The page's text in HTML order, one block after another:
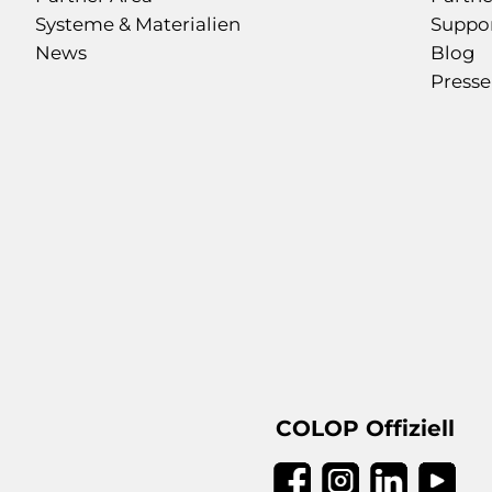
Systeme & Materialien
News
Blog
Presse
COLOP Offiziell